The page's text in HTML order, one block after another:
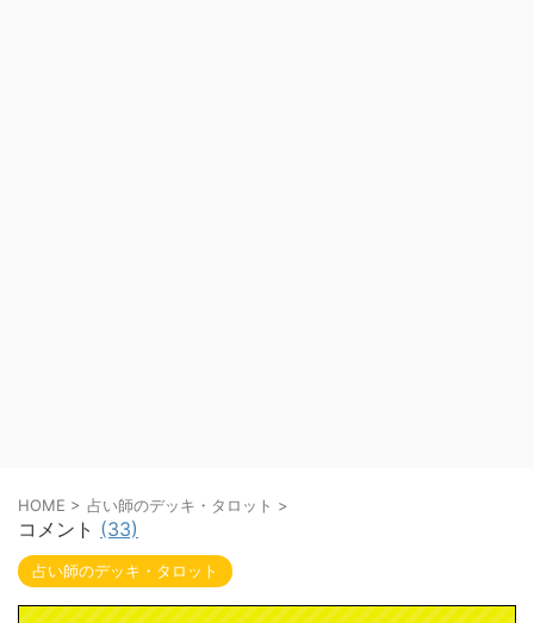
HOME > 占い師のデッキ・タロット >
コメント (33)
占い師のデッキ・タロット